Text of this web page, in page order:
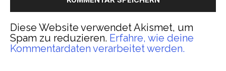
Diese Website verwendet Akismet, um
Spam zu reduzieren. Erfahre, wie deine
Kommentardaten verarbeitet werden.